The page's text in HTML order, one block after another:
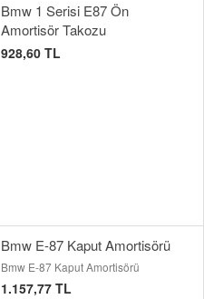
Bmw 1 Serisi E87 Ön
Amortisör Takozu
928,60 TL
Bmw E-87 Kaput Amortisörü
Bmw E-87 Kaput Amortisörü
1.157,77 TL